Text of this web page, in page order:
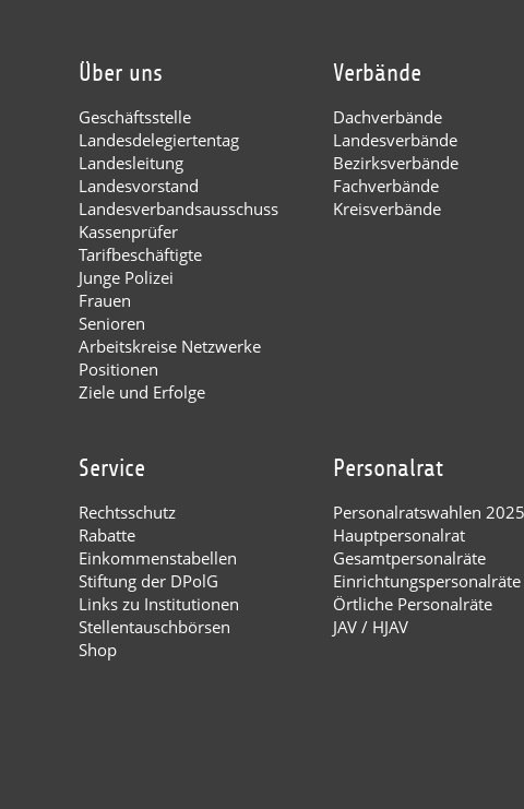
Über uns
Geschäftsstelle
Landesdelegiertentag
Landesleitung
Landesvorstand
Landesverbandsausschuss
Kassenprüfer
Tarifbeschäftigte
Junge Polizei
Frauen
Senioren
Arbeitskreise Netzwerke
Positionen
Ziele und Erfolge
Verbände
Dachverbände
Landesverbände
Bezirksverbände
Fachverbände
Kreisverbände
Service
Rechtsschutz
Rabatte
Einkommenstabellen
Stiftung der DPolG
Links zu Institutionen
Stellentauschbörsen
Shop
Personalrat
Personalratswahlen 2025
Hauptpersonalrat
Gesamtpersonalräte
Einrichtungspersonalräte
Örtliche Personalräte
JAV / HJAV